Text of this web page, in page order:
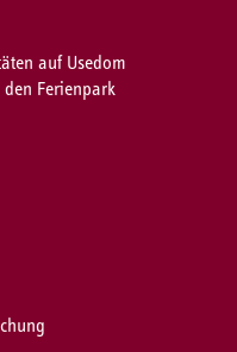
auf Usedom
Ferienpark